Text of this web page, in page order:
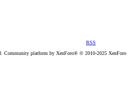
RSS
Community platform by XenForo® © 2010-2025 XenForo